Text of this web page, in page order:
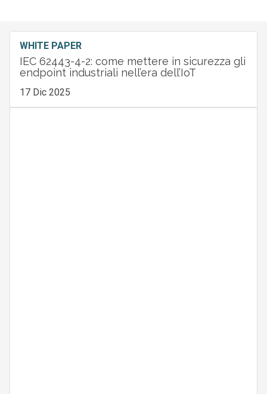
WHITE PAPER
IEC 62443-4-2: come mettere in sicurezza gli
endpoint industriali nell’era dell’IoT
17 Dic 2025